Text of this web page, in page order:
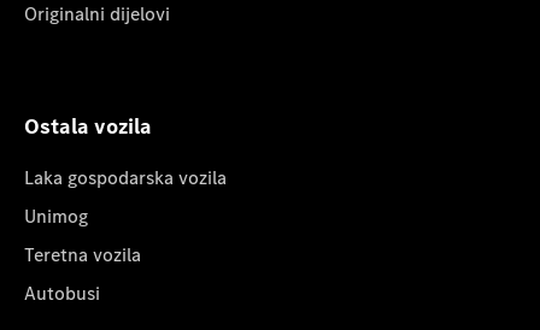
Originalni dijelovi
Ostala vozila
Laka gospodarska vozila
Unimog
Teretna vozila
Autobusi